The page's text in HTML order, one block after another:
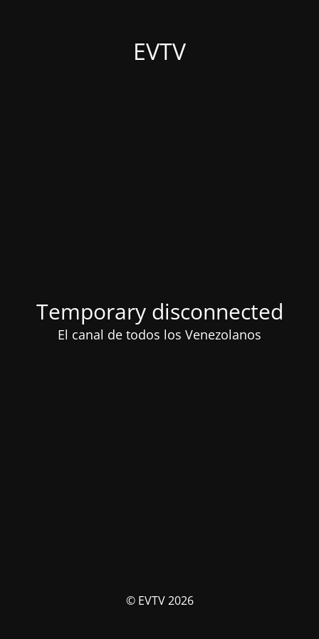
EVTV
Temporary disconnected
El canal de todos los Venezolanos
© EVTV 2026